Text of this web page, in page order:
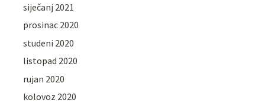
siječanj 2021
prosinac 2020
studeni 2020
listopad 2020
rujan 2020
kolovoz 2020